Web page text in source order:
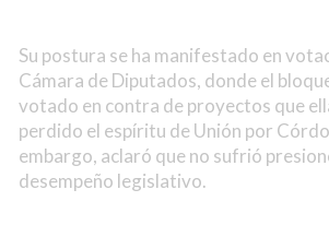
Su postura se ha manifestado en
Cámara de Diputados, donde el
votado en contra de proyectos que
perdido el espíritu de Unión por
embargo, aclaró que no sufrió
desempeño legislativo.